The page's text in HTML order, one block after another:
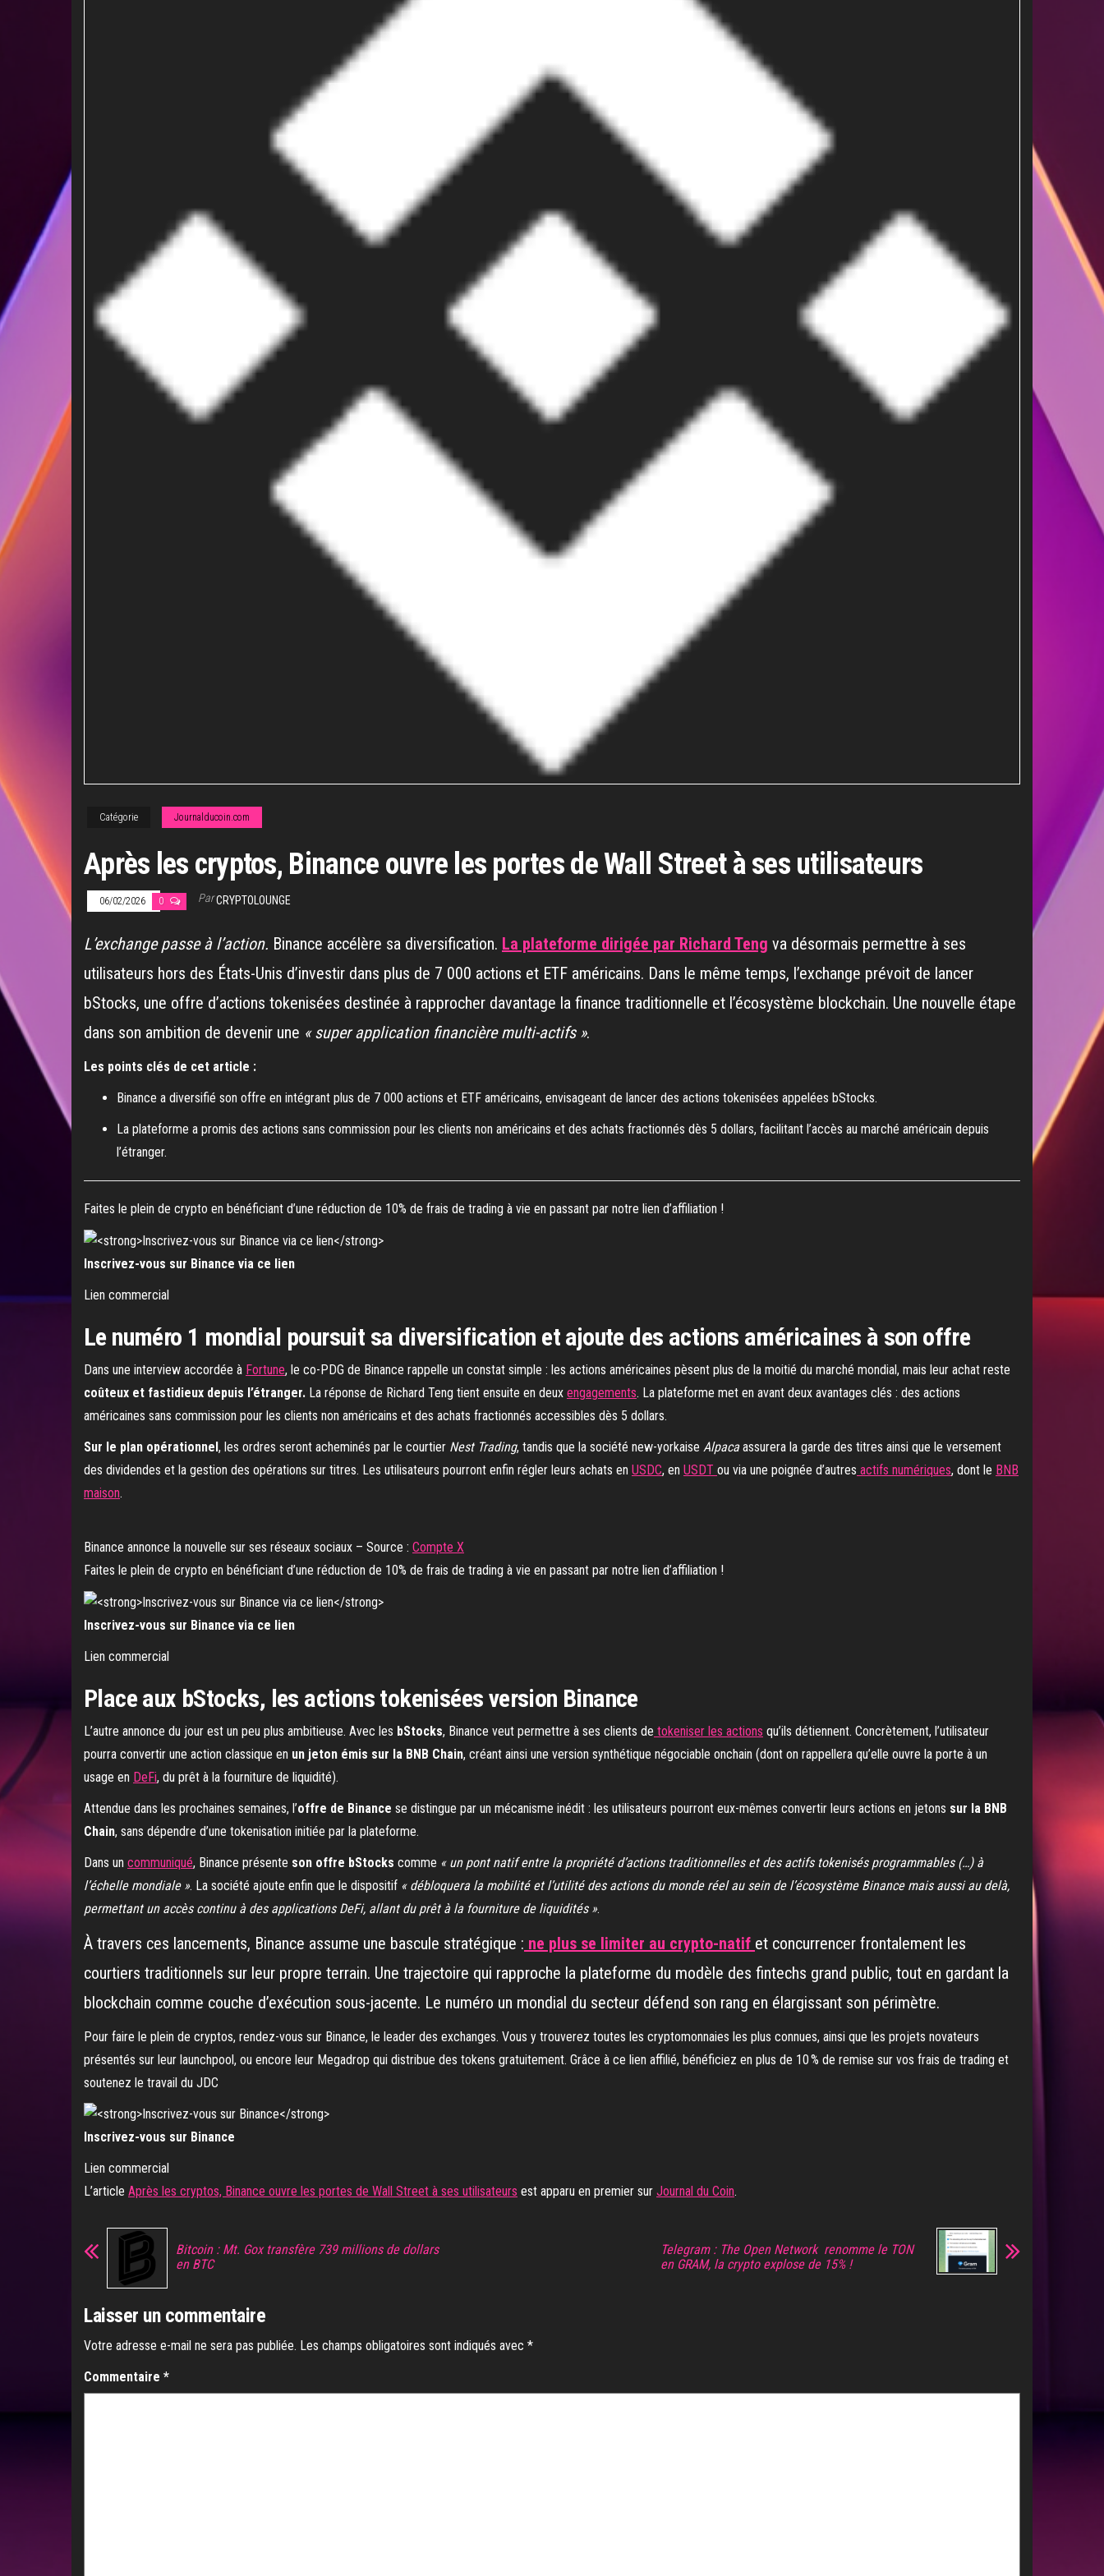
Catégorie Journalducoin.com
Après les cryptos, Binance ouvre les portes de Wall Street à ses utilisateurs
06/02/2026 0 ParCRYPTOLOUNGE
L’exchange passe à l’action. Binance accélère sa diversification. La plateforme dirigée par Richard Teng va désormais permettre à ses
utilisateurs hors des États-Unis d’investir dans plus de 7 000 actions et ETF américains. Dans le même temps, l’exchange prévoit de lancer
bStocks, une offre d’actions tokenisées destinée à rapprocher davantage la finance traditionnelle et l’écosystème blockchain. Une nouvelle étape
dans son ambition de devenir une « super application financière multi-actifs ».
Les points clés de cet article :
Binance a diversifié son offre en intégrant plus de 7 000 actions et ETF américains, envisageant de lancer des actions tokenisées appelées bStocks.
La plateforme a promis des actions sans commission pour les clients non américains et des achats fractionnés dès 5 dollars, facilitant l’accès au marché américain depuis
l’étranger.
Faites le plein de crypto en bénéficiant d’une réduction de 10% de frais de trading à vie en passant par notre lien d’affiliation !
Inscrivez-vous sur Binance via ce lien
Lien commercial
Le numéro 1 mondial poursuit sa diversification et ajoute des actions américaines à son offre
Dans une interview accordée à Fortune, le co-PDG de Binance rappelle un constat simple : les actions américaines pèsent plus de la moitié du marché mondial, mais leur achat reste
coûteux et fastidieux depuis l’étranger. La réponse de Richard Teng tient ensuite en deux engagements. La plateforme met en avant deux avantages clés : des actions
américaines sans commission pour les clients non américains et des achats fractionnés accessibles dès 5 dollars.
Sur le plan opérationnel, les ordres seront acheminés par le courtier Nest Trading, tandis que la société new-yorkaise Alpacaassurera la garde des titres ainsi que le versement
des dividendes et la gestion des opérations sur titres. Les utilisateurs pourront enfin régler leurs achats en USDC, en USDT ou via une poignée d’autres actifs numériques, dont le BNB
maison.
Binance annonce la nouvelle sur ses réseaux sociaux – Source : Compte X
Faites le plein de crypto en bénéficiant d’une réduction de 10% de frais de trading à vie en passant par notre lien d’affiliation !
Inscrivez-vous sur Binance via ce lien
Lien commercial
Place aux bStocks, les actions tokenisées version Binance
L’autre annonce du jour est un peu plus ambitieuse. Avec les bStocks, Binance veut permettre à ses clients de tokeniser les actions qu’ils détiennent. Concrètement, l’utilisateur
pourra convertir une action classique en un jeton émis sur la BNB Chain, créant ainsi une version synthétique négociable onchain (dont on rappellera qu’elle ouvre la porte à un
usage en DeFi, du prêt à la fourniture de liquidité).
Attendue dans les prochaines semaines, l’offre de Binance se distingue par un mécanisme inédit : les utilisateurs pourront eux-mêmes convertir leurs actions en jetons sur la BNB
Chain, sans dépendre d’une tokenisation initiée par la plateforme.
Dans un communiqué, Binance présente son offre bStocks comme « un pont natif entre la propriété d’actions traditionnelles et des actifs tokenisés programmables (…) à
l’échelle mondiale ». La société ajoute enfin que le dispositif « débloquera la mobilité et l’utilité des actions du monde réel au sein de l’écosystème Binance mais aussi au delà,
permettant un accès continu à des applications DeFi, allant du prêt à la fourniture de liquidités ».
À travers ces lancements, Binance assume une bascule stratégique : ne plus se limiter au crypto-natif et concurrencer frontalement les
courtiers traditionnels sur leur propre terrain. Une trajectoire qui rapproche la plateforme du modèle des fintechs grand public, tout en gardant la
blockchain comme couche d’exécution sous-jacente. Le numéro un mondial du secteur défend son rang en élargissant son périmètre.
Pour faire le plein de cryptos, rendez-vous sur Binance, le leader des exchanges. Vous y trouverez toutes les cryptomonnaies les plus connues, ainsi que les projets novateurs
présentés sur leur launchpool, ou encore leur Megadrop qui distribue des tokens gratuitement. Grâce à ce lien affilié, bénéficiez en plus de 10 % de remise sur vos frais de trading et
soutenez le travail du JDC
Inscrivez-vous sur Binance
Lien commercial
L’article Après les cryptos, Binance ouvre les portes de Wall Street à ses utilisateurs est apparu en premier sur Journal du Coin.
Bitcoin : Mt. Gox transfère 739 millions de dollars
en BTC
Telegram : The Open Network renomme le TON
en GRAM, la crypto explose de 15% !
Laisser un commentaire
Votre adresse e-mail ne sera pas publiée. Les champs obligatoires sont indiqués avec *
Commentaire *